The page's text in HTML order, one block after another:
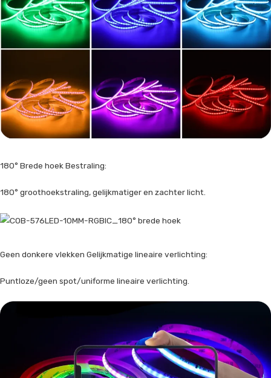
180° Brede hoek Bestraling:
180° groothoekstraling, gelijkmatiger en zachter licht.
Geen donkere vlekken Gelijkmatige lineaire verlichting:
Puntloze/geen spot/uniforme lineaire verlichting.